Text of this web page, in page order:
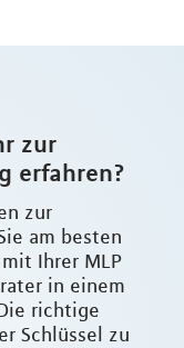
zur
erfahren?
zur
am besten
Ihrer MLP
in einem
richtige
Schlüssel zu